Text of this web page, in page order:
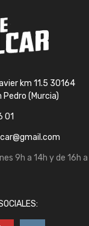
km 11.5 30164
Pedro (Murcia)
01
9h a 14h y de 16h